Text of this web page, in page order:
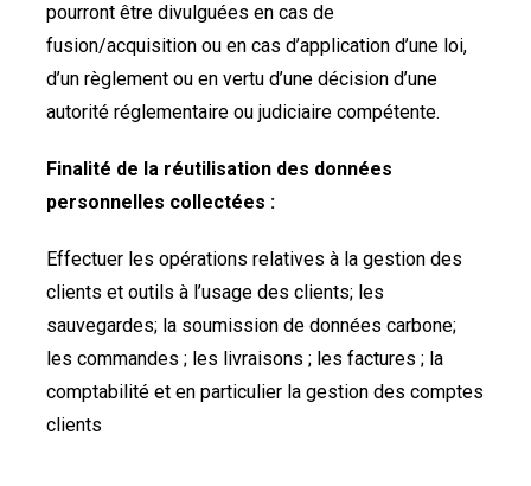
pourront être divulguées en cas de
fusion/acquisition ou en cas d’application d’une loi,
d’un règlement ou en vertu d’une décision d’une
autorité réglementaire ou judiciaire compétente.
Finalité de la réutilisation des données
personnelles collectées :
Effectuer les opérations relatives à la gestion des
clients et outils à l’usage des clients; les
sauvegardes; la soumission de données carbone;
les commandes ; les livraisons ; les factures ; la
comptabilité et en particulier la gestion des comptes
clients